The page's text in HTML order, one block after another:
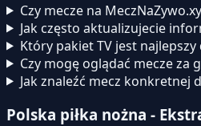
Czy mecze na
Jak często aktualizujecie
Który pakiet TV jest najlepszy
Czy mogę oglądać mecze za
Jak znaleźć mecz konkretnej
Polska piłka nożna -